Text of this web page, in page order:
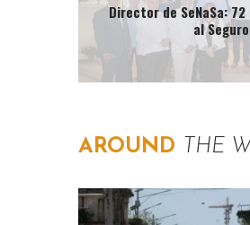
Director de SeNaSa:
al
AROUND THE